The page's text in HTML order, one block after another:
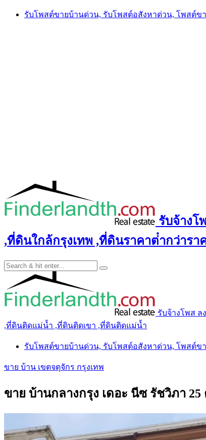
Skip
รับโพสต์ขายบ้านด่วน, รับโพสต์อสังหาด่วน, โพสต์
รับจ้างโ
,ที่ดินใกล้กรุงเทพ ,ที่ดินราคาต่ํากว่าร
รับจ้างโพส
,ที่ดินติดแม่น้ำ ,ที่ดินติดเขา ,ที่ดินติดแม่น้ำ
รับโพสต์ขายบ้านด่วน, รับโพสต์อสังหาด่วน, โพสต์
ขาย บ้าน เขตจตุจักร กรุงเทพ
ขาย บ้านกลางกรุง เดอะ นีซ รัชวิภา